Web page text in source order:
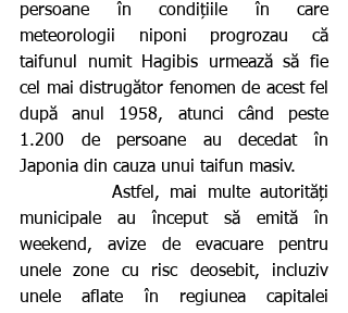
persoane în condițiile în care
meteorologii niponi progrozau că
taifunul numit Hagibis urmează să fie
cel mai distrugător fenomen de acest fel
după anul 1958, atunci când peste
1.200 de persoane au decedat în
Japonia din cauza unui taifun masiv.
municipale au început să emită în
weekend, avize de evacuare pentru
unele zone cu risc deosebit, incluziv
unele aflate în regiunea capitalei